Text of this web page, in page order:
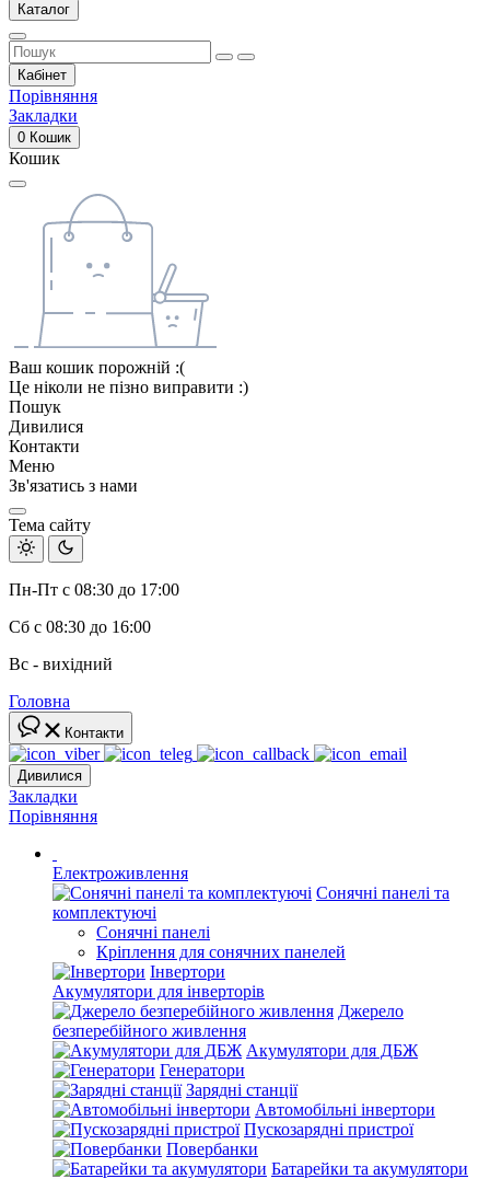
Каталог
Кабінет
Порівняння
Закладки
0 Кошик
Кошик
Ваш кошик порожній :(
Це ніколи не пізно виправити :)
Пошук
Дивилися
Контакти
Меню
Зв'язатись з нами
Тема сайту
Пн-Пт с 08:30 до 17:00
Сб с 08:30 до 16:00
Вс - вихідний
Головна
Контакти
Дивилися
Закладки
Порівняння
Електроживлення
Сонячні панелі та
комплектуючі
Сонячні панелі
Кріплення для сонячних панелей
Інвертори
Акумулятори для інверторів
Джерело
безперебійного живлення
Акумулятори для ДБЖ
Генератори
Зарядні станції
Автомобільні інвертори
Пускозарядні пристрої
Повербанки
Батарейки та акумулятори